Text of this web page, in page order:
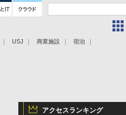
USJ 商業施設 宿泊
アクセスランキング